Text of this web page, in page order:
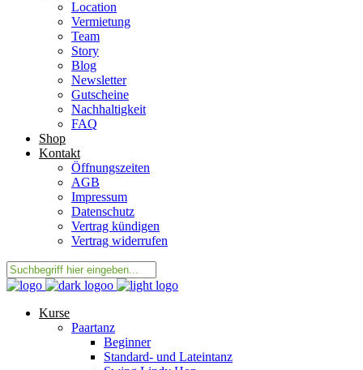
Location
Vermietung
Team
Story
Blog
Newsletter
Gutscheine
Nachhaltigkeit
FAQ
Shop
Kontakt
Öffnungszeiten
AGB
Impressum
Datenschutz
Vertrag kündigen
Vertrag widerrufen
Kurse
Paartanz
Beginner
Standard- und Lateintanz